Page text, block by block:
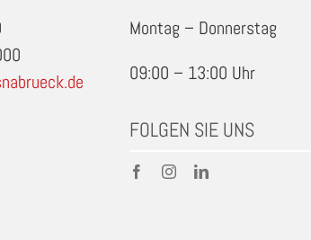
Montag – Donnerstag
09:00 – 13:00 Uhr
FOLGEN SIE UNS